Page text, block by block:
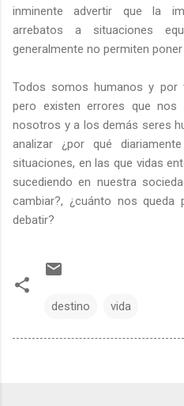
inminente advertir que la
arrebatos a situaciones
generalmente no permiten
Todos somos humanos y por
pero existen errores que
nosotros y a los demás seres
analizar ¿por qué
situaciones, en las que vidas
sucediendo en nuestra
cambiar?, ¿cuánto nos queda
debatir?
destino vida